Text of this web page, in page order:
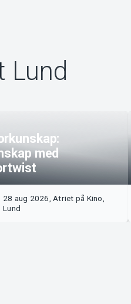
Lund
med
28 aug 2026, Atriet på Kino,
Lund